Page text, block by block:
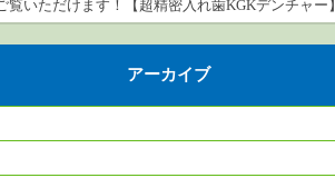
覧いただけます！【超精密入れ歯KGKデンチャー
アーカイブ